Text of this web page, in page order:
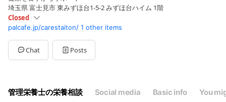
埼玉県 富士見市 東みずほ台1-5-2 みずほ台ハイム 1階
Closed
SunClosed
Mon10:00 - 18:
Tue10:00 - 18:
Wed10:00 - 18:
Sat10:00 - 18:
祝日はお休み
palcafe.jp/carestaiton/ 1 other items
Chat Posts
管理栄養士の栄養相談 Social media Basic info You